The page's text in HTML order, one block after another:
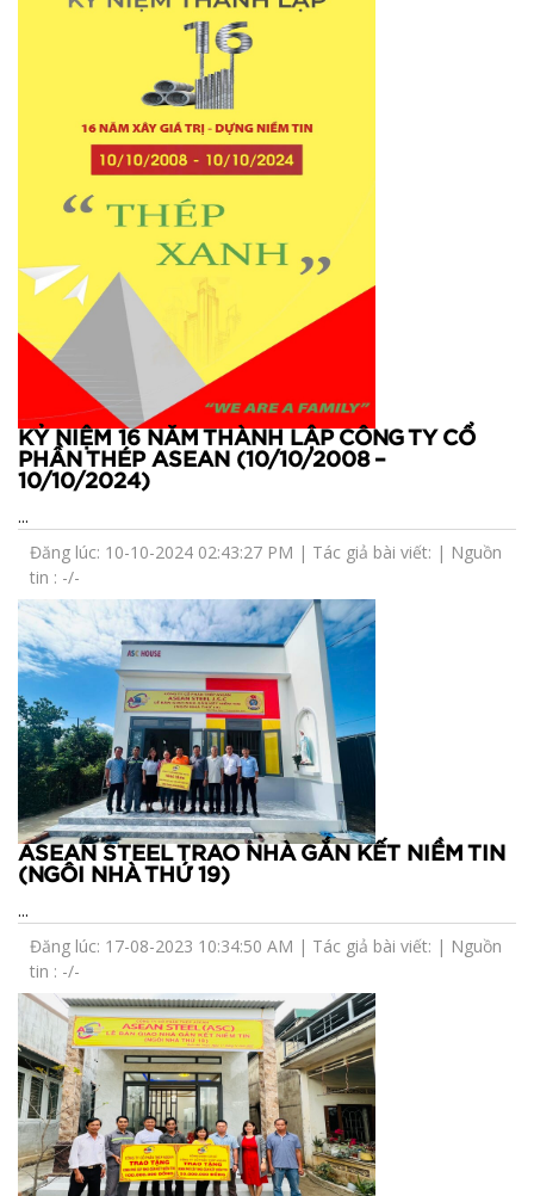
KỶ NIỆM 16 NĂM THÀNH LẬP CÔNG TY CỔ
PHẦN THÉP ASEAN (10/10/2008 –
10/10/2024)
...
Đăng lúc: 10-10-2024 02:43:27 PM | Tác giả bài viết: | Nguồn
tin : -/-
ASEAN STEEL TRAO NHÀ GẮN KẾT NIỀM TIN
(NGÔI NHÀ THỨ 19)
...
Đăng lúc: 17-08-2023 10:34:50 AM | Tác giả bài viết: | Nguồn
tin : -/-